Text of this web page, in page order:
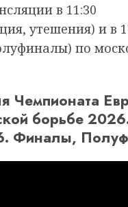
в 11:30
утешения) и в
по
Чемпионата
борьбе
Финалы,